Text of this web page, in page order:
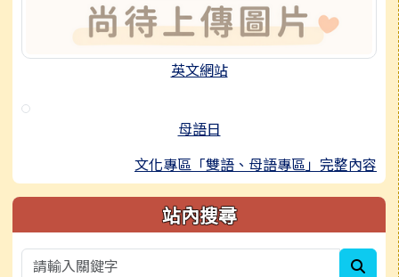
英文網站
母語日
文化專區「雙語、母語專區」完整內容
站內搜尋